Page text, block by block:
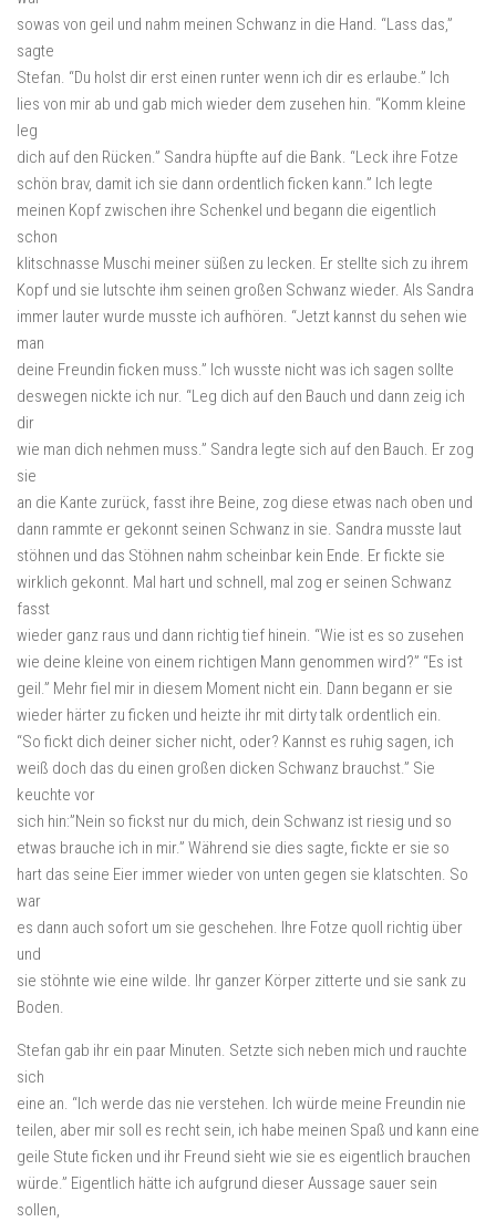
sowas von geil und nahm meinen Schwanz in die Hand. “Lass das,”
sagte
Stefan. “Du holst dir erst einen runter wenn ich dir es erlaube.” Ich
lies von mir ab und gab mich wieder dem zusehen hin. “Komm kleine
leg
dich auf den Rücken.” Sandra hüpfte auf die Bank. “Leck ihre Fotze
schön brav, damit ich sie dann ordentlich ficken kann.” Ich legte
meinen Kopf zwischen ihre Schenkel und begann die eigentlich
schon
klitschnasse Muschi meiner süßen zu lecken. Er stellte sich zu ihrem
Kopf und sie lutschte ihm seinen großen Schwanz wieder. Als Sandra
immer lauter wurde musste ich aufhören. “Jetzt kannst du sehen wie
man
deine Freundin ficken muss.” Ich wusste nicht was ich sagen sollte
deswegen nickte ich nur. “Leg dich auf den Bauch und dann zeig ich
dir
wie man dich nehmen muss.” Sandra legte sich auf den Bauch. Er zog
sie
an die Kante zurück, fasst ihre Beine, zog diese etwas nach oben und
dann rammte er gekonnt seinen Schwanz in sie. Sandra musste laut
stöhnen und das Stöhnen nahm scheinbar kein Ende. Er fickte sie
wirklich gekonnt. Mal hart und schnell, mal zog er seinen Schwanz
fasst
wieder ganz raus und dann richtig tief hinein. “Wie ist es so zusehen
wie deine kleine von einem richtigen Mann genommen wird?” “Es ist
geil.” Mehr fiel mir in diesem Moment nicht ein. Dann begann er sie
wieder härter zu ficken und heizte ihr mit dirty talk ordentlich ein.
“So fickt dich deiner sicher nicht, oder? Kannst es ruhig sagen, ich
weiß doch das du einen großen dicken Schwanz brauchst.” Sie
keuchte vor
sich hin:”Nein so fickst nur du mich, dein Schwanz ist riesig und so
etwas brauche ich in mir.” Während sie dies sagte, fickte er sie so
hart das seine Eier immer wieder von unten gegen sie klatschten. So
war
es dann auch sofort um sie geschehen. Ihre Fotze quoll richtig über
und
sie stöhnte wie eine wilde. Ihr ganzer Körper zitterte und sie sank zu
Boden.
Stefan gab ihr ein paar Minuten. Setzte sich neben mich und rauchte
sich
eine an. “Ich werde das nie verstehen. Ich würde meine Freundin nie
teilen, aber mir soll es recht sein, ich habe meinen Spaß und kann eine
geile Stute ficken und ihr Freund sieht wie sie es eigentlich brauchen
würde.” Eigentlich hätte ich aufgrund dieser Aussage sauer sein
sollen,